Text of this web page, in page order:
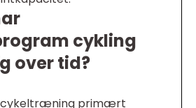
cykling
over tid?
cykeltræning primært